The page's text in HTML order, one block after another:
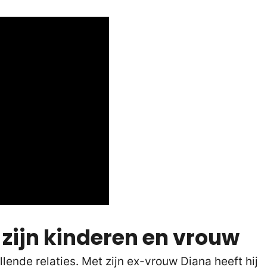
kinderen en vrouw
relaties. Met zijn ex-vrouw Diana heeft hij